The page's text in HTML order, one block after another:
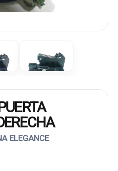
ELEGANCE